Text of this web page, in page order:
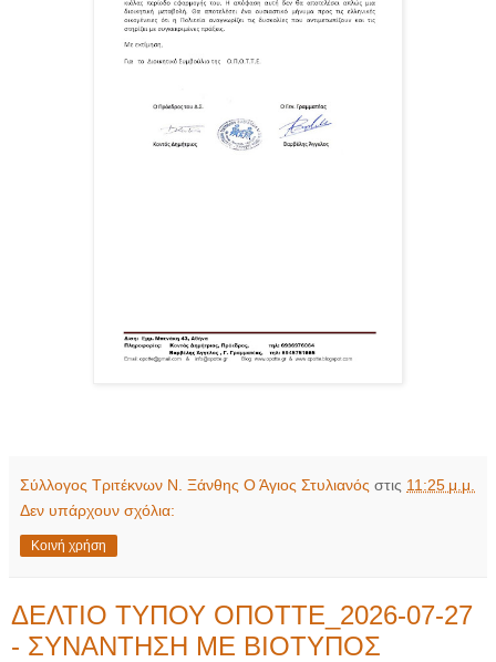
Σύλλογος Τριτέκνων Ν. Ξάνθης Ο Άγιος Στυλιανός στις 11:25 μ.μ.
Δεν υπάρχουν σχόλια:
Κοινή χρήση
ΔΕΛΤΙΟ ΤΥΠΟΥ ΟΠΟΤΤΕ_2026-07-27
- ΣΥΝΑΝΤΗΣΗ ΜΕ ΒΙΟΤΥΠΟΣ